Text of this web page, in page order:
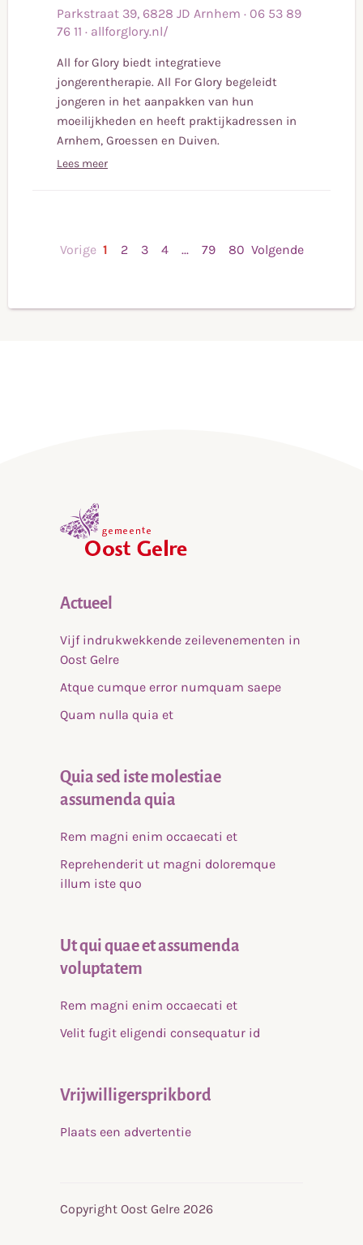
meer
Parkstraat 39, 6828 JD Arnhem · 06 53 89
76 11 · allforglory.nl/
All for Glory biedt integratieve
jongerentherapie. All For Glory begeleidt
jongeren in het aanpakken van hun
moeilijkheden en heeft praktijkadressen in
Arnhem, Groessen en Duiven.
Lees meer
Vorige 1 2 3 4 ... 79 80 Volgende
Actueel
Vijf indrukwekkende zeilevenementen in
Oost Gelre
Atque cumque error numquam saepe
Quam nulla quia et
Quia sed iste molestiae
assumenda quia
Rem magni enim occaecati et
Reprehenderit ut magni doloremque
illum iste quo
Ut qui quae et assumenda
voluptatem
Rem magni enim occaecati et
Velit fugit eligendi consequatur id
Vrijwilligersprikbord
Plaats een advertentie
Copyright Oost Gelre 2026